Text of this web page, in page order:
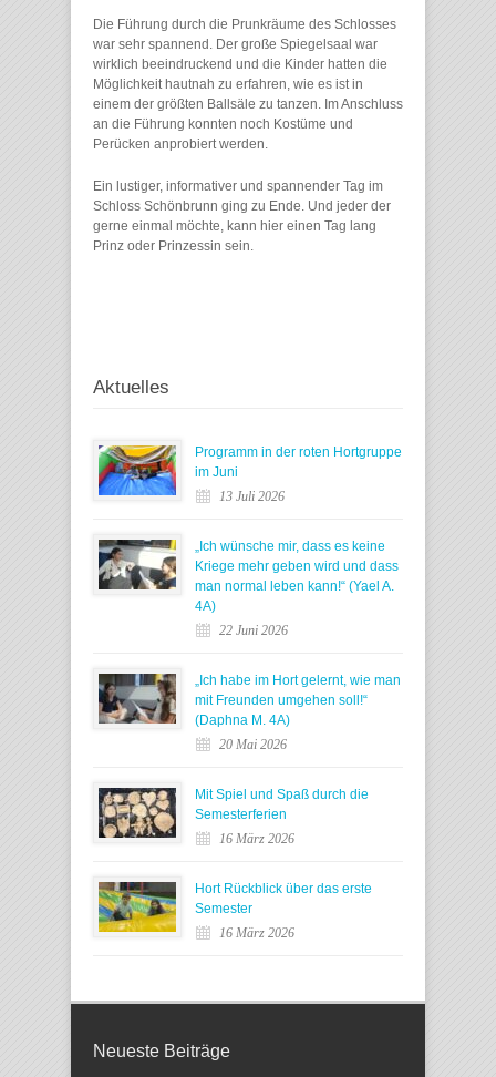
Die Führung durch die Prunkräume des Schlosses
war sehr spannend. Der große Spiegelsaal war
wirklich beeindruckend und die Kinder hatten die
Möglichkeit hautnah zu erfahren, wie es ist in
einem der größten Ballsäle zu tanzen. Im Anschluss
an die Führung konnten noch Kostüme und
Perücken anprobiert werden.
Ein lustiger, informativer und spannender Tag im
Schloss Schönbrunn ging zu Ende. Und jeder der
gerne einmal möchte, kann hier einen Tag lang
Prinz oder Prinzessin sein.
Aktuelles
Programm in der roten Hortgruppe
im Juni
13 Juli 2026
„Ich wünsche mir, dass es keine
Kriege mehr geben wird und dass
man normal leben kann!“ (Yael A.
4A)
22 Juni 2026
„Ich habe im Hort gelernt, wie man
mit Freunden umgehen soll!“
(Daphna M. 4A)
20 Mai 2026
Mit Spiel und Spaß durch die
Semesterferien
16 März 2026
Hort Rückblick über das erste
Semester
16 März 2026
Neueste Beiträge